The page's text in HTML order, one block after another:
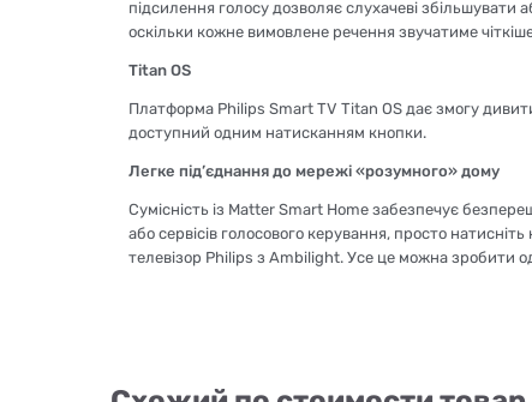
підсилення голосу дозволяє слухачеві
оскільки кожне вимовлене речення звучатиме
Titan OS
Платформа Philips Smart TV Titan OS дає змогу
доступний одним натисканням кнопки.
Легке під’єднання до мережі «розумного» дому
Сумісність із Matter Smart Home забезпечує
або сервісів голосового керування, просто
телевізор Philips з Ambilight. Усе це можна зробити